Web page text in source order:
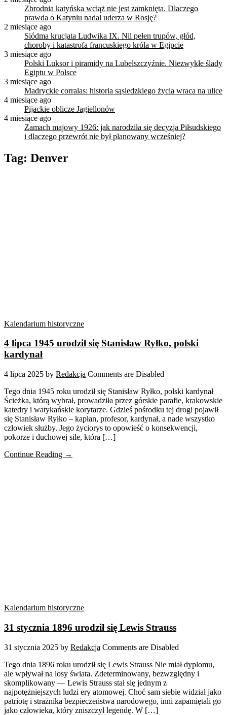
Zbrodnia katyńska wciąż nie jest zamknięta. Dlaczego
prawda o Katyniu nadal uderza w Rosję?
2 miesiące ago
Siódma krucjata Ludwika IX. Nil pełen trupów, głód,
choroby i katastrofa francuskiego króla w Egipcie
3 miesiące ago
Polski Luksor i piramidy na Lubelszczyźnie. Niezwykłe ślady
Egiptu w Polsce
3 miesiące ago
Madryckie corralas: historia sąsiedzkiego życia wraca na ulice
4 miesiące ago
Pijackie oblicze Jagiellonów
4 miesiące ago
Zamach majowy 1926: jak narodziła się decyzja Piłsudskiego
i dlaczego przewrót nie był planowany wcześniej?
Tag: Denver
Kalendarium historyczne
4 lipca 1945 urodził się Stanisław Ryłko, polski
kardynał
4 lipca 2025 by Redakcja Comments are Disabled
Tego dnia 1945 roku urodził się Stanisław Ryłko, polski kardynał
Ścieżka, którą wybrał, prowadziła przez górskie parafie, krakowskie
katedry i watykańskie korytarze. Gdzieś pośrodku tej drogi pojawił
się Stanisław Ryłko – kapłan, profesor, kardynał, a nade wszystko
człowiek służby. Jego życiorys to opowieść o konsekwencji,
pokorze i duchowej sile, która […]
Continue Reading →
Kalendarium historyczne
31 stycznia 1896 urodził się Lewis Strauss
31 stycznia 2025 by Redakcja Comments are Disabled
Tego dnia 1896 roku urodził się Lewis Strauss Nie miał dyplomu,
ale wpływał na losy świata. Zdeterminowany, bezwzględny i
skomplikowany — Lewis Strauss stał się jednym z
najpotężniejszych ludzi ery atomowej. Choć sam siebie widział jako
patriotę i strażnika bezpieczeństwa narodowego, inni zapamiętali go
jako człowieka, który zniszczył legendę. W […]